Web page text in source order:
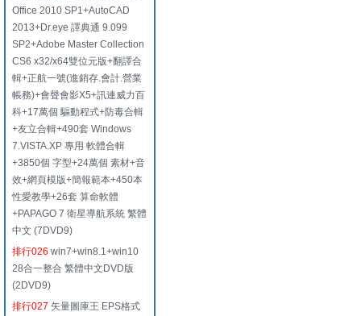
Office 2010 SP1+AutoCAD
2013+Dr.eye 譯典通 9.099
SP2+Adobe Master Collection
CS6 x32/x64雙位元版+翻譯合
輯+正航一號(進銷存.會計.營業
帳務)+會聲會影X5+訊連威力百
科+17萬個 驅動程式+防毒合輯
+友立合輯+490套 Windows
7.VISTA.XP 專用 軟體合輯
+3850個 字型+24萬個 素材+音
效+網頁模版+簡報範本+450本
性愛教學+26套 算命軟體
+PAPAGO 7 衛星導航系統 繁體
中文 (7DVD9)
排行026 win7+win8.1+win10
28合一整合 繁體中文DVD版
(2DVD9)
排行027 矢量圖庫王 EPS格式